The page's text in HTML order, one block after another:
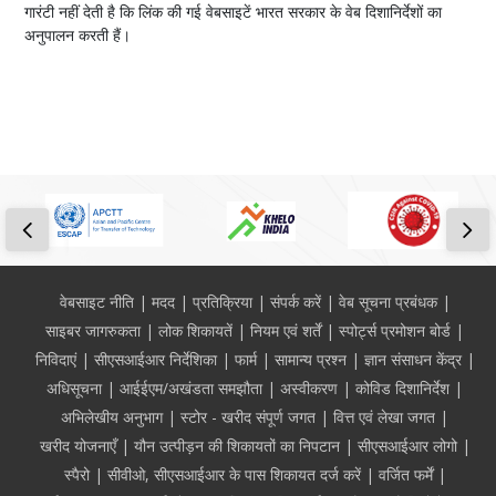
गारंटी नहीं देती है कि लिंक की गई वेबसाइटें भारत सरकार के वेब दिशानिर्देशों का
अनुपालन करती हैं।
Footerवेबसाइट नीति मदद प्रतिक्रिया संपर्क करें
वेब सूचना प्रबंधक
साइबर जागरुकता
लोक शिकायतें नियम एवं शर्तें
स्पोर्ट्स प्रमोशन बोर्ड
निविदाएं
सीएसआईआर निर्देशिका फार्म सामान्य प्रश्न
ज्ञान संसाधन केंद्र
अधिसूचना
आईईएम/अखंडता समझौता अस्वीकरण
कोविड दिशानिर्देश
अभिलेखीय अनुभाग
स्टोर - खरीद संपूर्ण जगत
वित्त एवं लेखा जगत
खरीद योजनाएँ
यौन उत्पीड़न की शिकायतों का निपटान
सीएसआईआर लोगो
स्पैरो
सीवीओ, सीएसआईआर के पास शिकायत दर्ज करें
वर्जित फर्में